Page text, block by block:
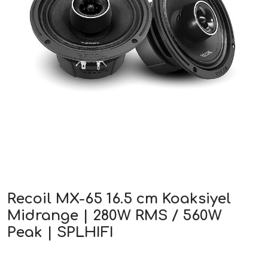
Recoil MX-65 16.5 cm Koaksiyel
Midrange | 280W RMS / 560W
Peak | SPLHIFI